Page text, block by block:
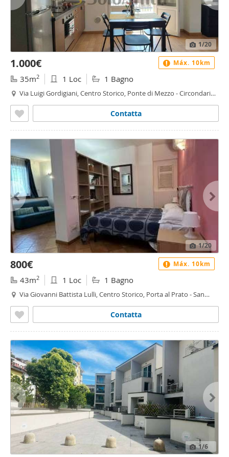
1/20
1.000€
35m2 1 Loc 1 Bagno
Via Luigi Gordigiani, Centro Storico, Ponte di Mezzo - Circondaria,
Contatta
Máx. 10km
1/20
800€
43m2 1 Loc 1 Bagno
Via Giovanni Battista Lulli, Centro Storico, Porta al Prato - San
Contatta
Máx. 10km
1/6